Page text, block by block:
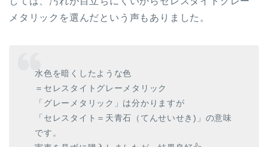
メタリックを選んだという声もありました。
水色を暗くしたような色
＝セレスタイトグレーメタリック
「グレーメタリック」は分かりますが
「セレスタイト＝天青石（てんせいせき)」の意味
です。